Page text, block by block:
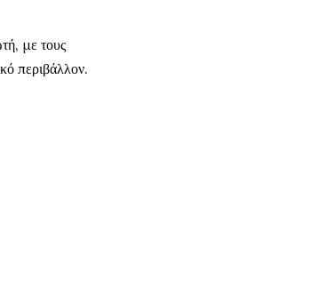
με τους
περιβάλλον.